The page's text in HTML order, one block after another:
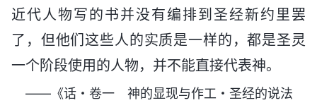
近代人物写的书并没有编排到圣经新约里罢
了，但他们这些人的实质是一样的，都是圣灵
一个阶段使用的人物，并不能直接代表神。
——《话・卷一 神的显现与作工・圣经的说法